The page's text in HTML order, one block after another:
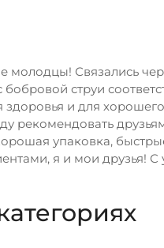
молодцы! Связались
струи
и для
рекомендовать
упаковка,
я и мои друзья!